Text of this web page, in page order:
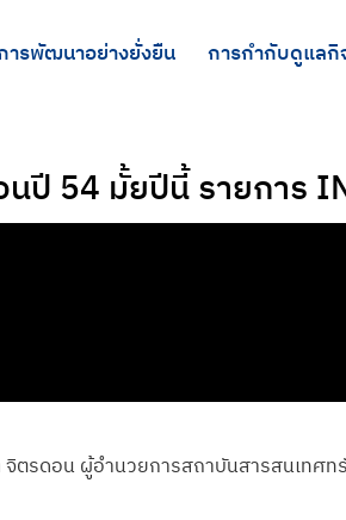
ารพัฒนาอย่างยั่งยืน การกำกับดูแลกิ
ปี 54 มั้ยปีนี้ รายการ
ดอน ผู้อํานวยการสถาบันสารสนเทศท